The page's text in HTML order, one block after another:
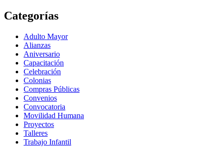
Categorías
Adulto Mayor
Alianzas
Aniversario
Capacitación
Celebración
Colonias
Compras Públicas
Convenios
Convocatoria
Movilidad Humana
Proyectos
Talleres
Trabajo Infantil